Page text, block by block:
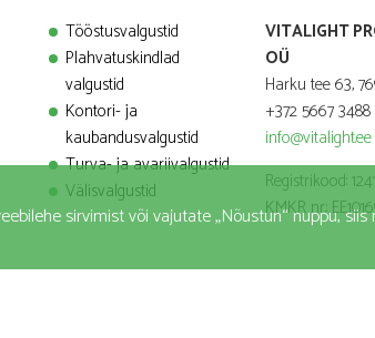
sirvimist või vajutate „Nõustun“ nuppu,
Tööstusvalgustid
Plahvatuskindlad
valgustid
Kontori- ja
kaubandusvalgustid
Turva- ja avariivalgustid
Välisvalgustid
VITALIGHT
OÜ
Harku tee 63,
+372 5667 3488
info@vitalight.ee
Registrikood:
KMKR nr.: